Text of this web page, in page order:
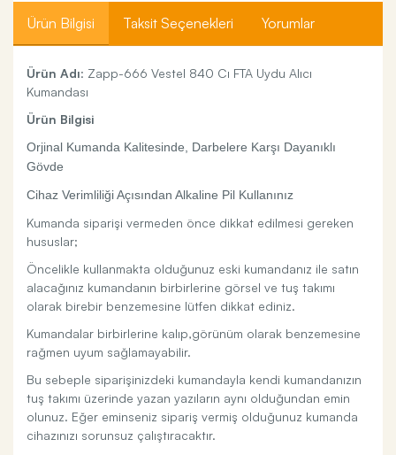
Ürün Bilgisi Taksit Seçenekleri Yorumlar
Ürün Adı: Zapp-666 Vestel 840 Cı FTA Uydu Alıcı
Kumandası
Ürün Bilgisi
Orjinal Kumanda Kalitesinde, Darbelere Karşı Dayanıklı
Gövde
Cihaz Verimliliği Açısından Alkaline Pil Kullanınız
Kumanda siparişi vermeden önce dikkat edilmesi gereken
hususlar;
Öncelikle kullanmakta olduğunuz eski kumandanız ile satın
alacağınız kumandanın birbirlerine görsel ve tuş takımı
olarak birebir benzemesine lütfen dikkat ediniz.
Kumandalar birbirlerine kalıp,görünüm olarak benzemesine
rağmen uyum sağlamayabilir.
Bu sebeple siparişinizdeki kumandayla kendi kumandanızın
tuş takımı üzerinde yazan yazıların aynı olduğundan emin
olunuz. Eğer eminseniz sipariş vermiş olduğunuz kumanda
cihazınızı sorunsuz çalıştıracaktır.